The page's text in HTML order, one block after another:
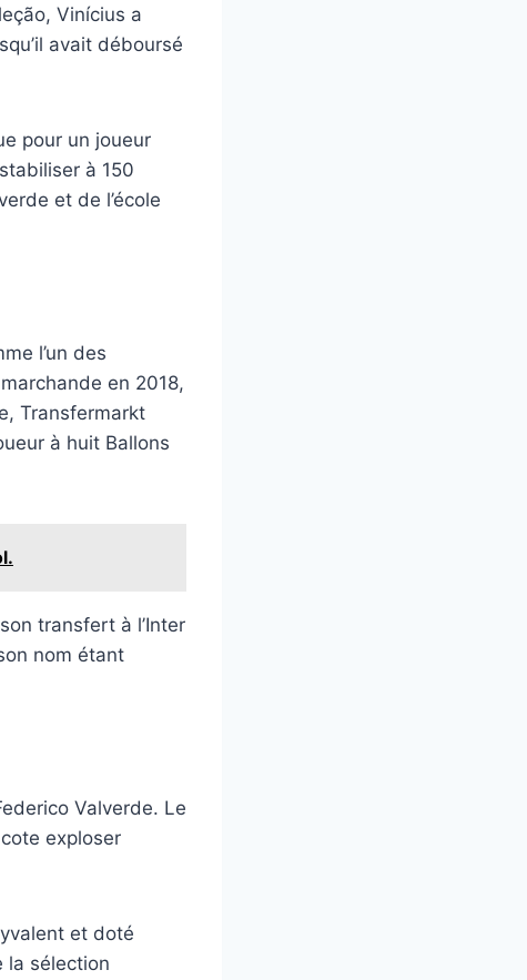
Vinícius a
avait déboursé
pour un joueur
à 150
et de l’école
l’un des
en 2018,
Transfermarkt
à huit Ballons
transfert à l’Inter
nom étant
Valverde. Le
exploser
et doté
la sélection